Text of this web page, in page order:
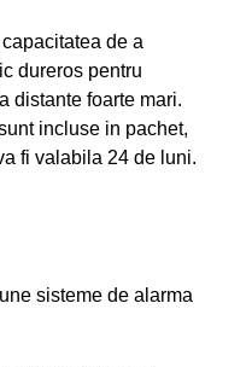
de a
dureros pentru
distante foarte mari.
incluse in pachet,
fi valabila 24 de luni.
sisteme de alarma